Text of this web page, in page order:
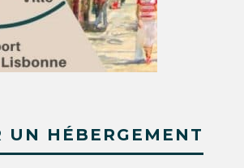
UN HÉBERGEMENT